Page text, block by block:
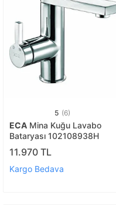
5 (6)
ECA Mina Kuğu Lavabo
Bataryası 102108938H
11.970 TL
Kargo Bedava